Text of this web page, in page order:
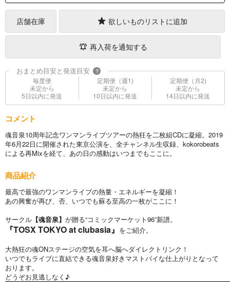
店舗在庫 欲しいものリストに追加
再入荷を通知する
おまとめ目安と発送目安 ?
毎度便
未定から
5日以内に発送
定期便（週1)
未定から
10日以内に発送
定期便（月2)
未定から
14日以内に発送
コメント
魂音泉10周年記念ワンマンライブツアーの熱狂を二枚組CDに凝縮。2019
年6月22日に開催された東京公演を、全チャンネル生収録、kokorobeats
による再Mixを経て、あの日の感動はいつまでもここに。
商品紹介
最高で最強のワンマンライブの熱量・エネルギーを凝縮！
あの興奮が再び、否、いつでも蘇る至高の一枚がここに！
サークル 【魂音泉】 が贈る“コミックマーケット96”新譜。
『TOSX TOKYO at clubasia』 をご紹介。
大熱狂の魂ONステージの空気を耳へ脳へダイレクトリンク！
いつでもライブに直結できる魂音泉好きマストバイな仕上がりとなって
おります。
どうぞお見逃しなく♪